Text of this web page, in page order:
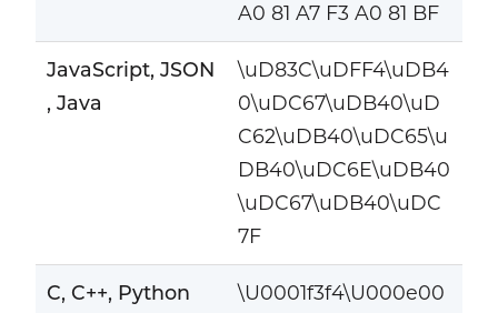
A0 81 A7 F3 A0 81 BF
JavaScript, JSON
, Java
\uD83C\uDFF4\uDB4
0\uDC67\uDB40\uD
C62\uDB40\uDC65\u
DB40\uDC6E\uDB40
\uDC67\uDB40\uDC
7F
C, C++, Python
\U0001f3f4\U000e00